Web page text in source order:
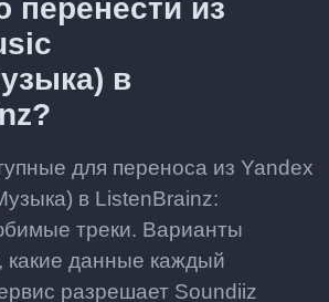
перенести из
в
для переноса из Yandex
в ListenBrainz:
треки. Варианты
какие данные каждый
разрешает Soundiiz